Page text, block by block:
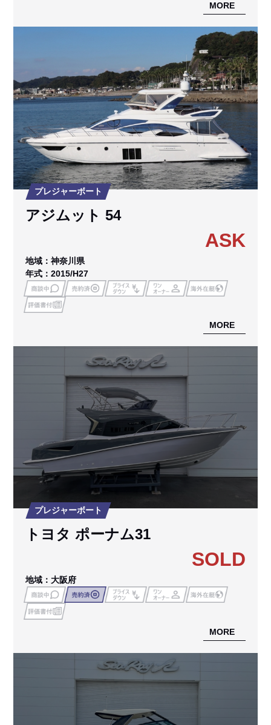
MORE
プレジャーボート
アジムット 54
ASK
地域：神奈川県
年式：2015/H27
MORE
プレジャーボート
トヨタ ポーナム31
SOLD
地域：大阪府
MORE